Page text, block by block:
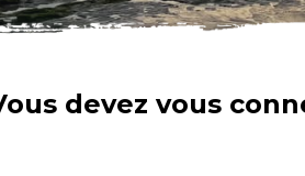
devez vous